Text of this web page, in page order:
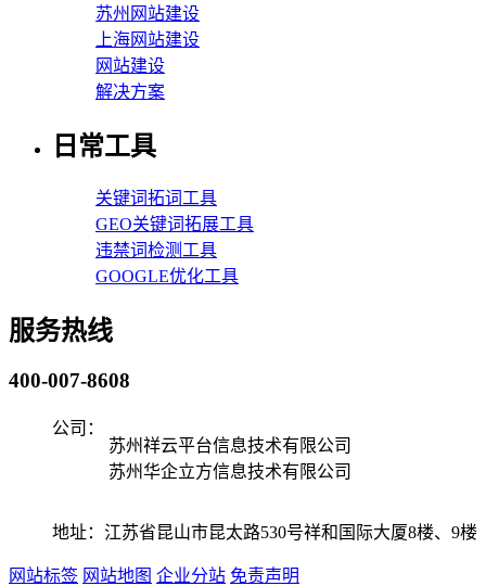
苏州网站建设
上海网站建设
网站建设
解决方案
日常工具
关键词拓词工具
GEO关键词拓展工具
违禁词检测工具
GOOGLE优化工具
服务热线
400-007-8608
公司：
苏州祥云平台信息技术有限公司
苏州华企立方信息技术有限公司
地址：江苏省昆山市昆太路530号祥和国际大厦8楼、9楼
网站标签 网站地图 企业分站 免责声明